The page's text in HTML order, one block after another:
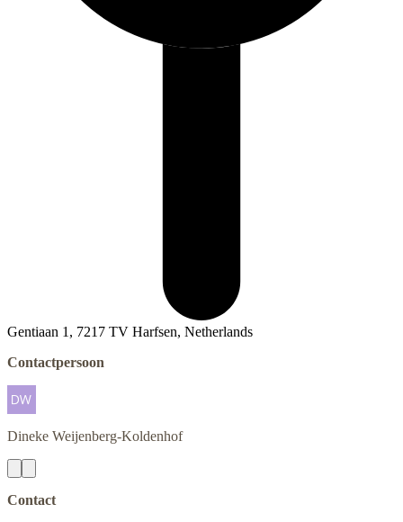
Gentiaan 1, 7217 TV Harfsen, Netherlands
Contactpersoon
Dineke Weijenberg-Koldenhof
Contact